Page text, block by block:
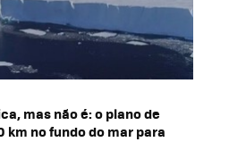
mas não é: o plano de
km no fundo do mar para